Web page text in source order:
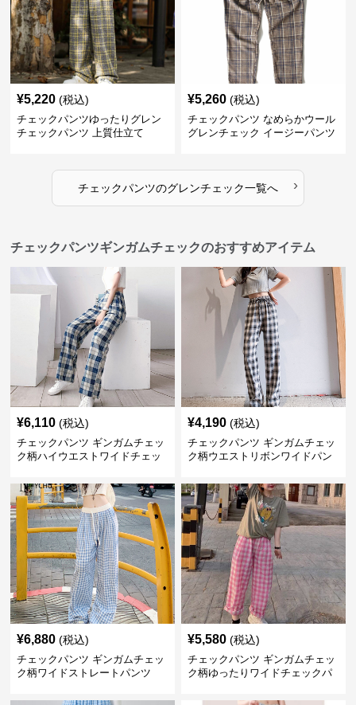
¥5,220 (税込)
チェックパンツゆったりグレン
チェックパンツ 上質仕立て
¥5,260 (税込)
チェックパンツ なめらかウール
グレンチェック イージーパンツ
チェックパンツのグレンチェック一覧へ ›
チェックパンツギンガムチェックのおすすめアイテム
¥6,110 (税込)
チェックパンツ ギンガムチェッ
ク柄ハイウエストワイドチェッ
¥4,190 (税込)
チェックパンツ ギンガムチェッ
ク柄ウエストリボンワイドパン
¥6,880 (税込)
チェックパンツ ギンガムチェッ
ク柄ワイドストレートパンツ
¥5,580 (税込)
チェックパンツ ギンガムチェッ
ク柄ゆったりワイドチェックパ